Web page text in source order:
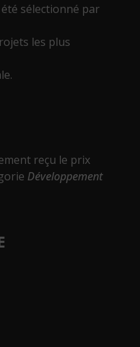
sélectionné par
les plus
reçu le prix
Développement